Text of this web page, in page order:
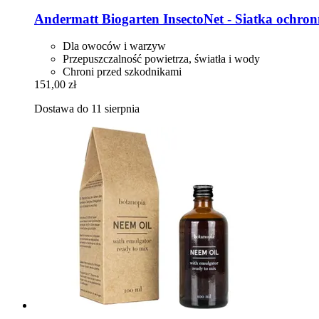
Andermatt Biogarten InsectoNet -​ Siatka
Dla owoców i warzyw
Przepuszczalność powietrza, światła i wody
Chroni przed szkodnikami
151,00 zł
Dostawa do 11 sierpnia